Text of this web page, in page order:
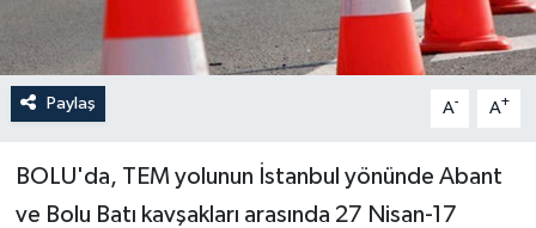
Paylaş A- A+
BOLU'da, TEM yolunun İstanbul yönünde Abant
ve Bolu Batı kavşakları arasında 27 Nisan-17
Yaşam
Yerel Yönetimler
DÜNYA